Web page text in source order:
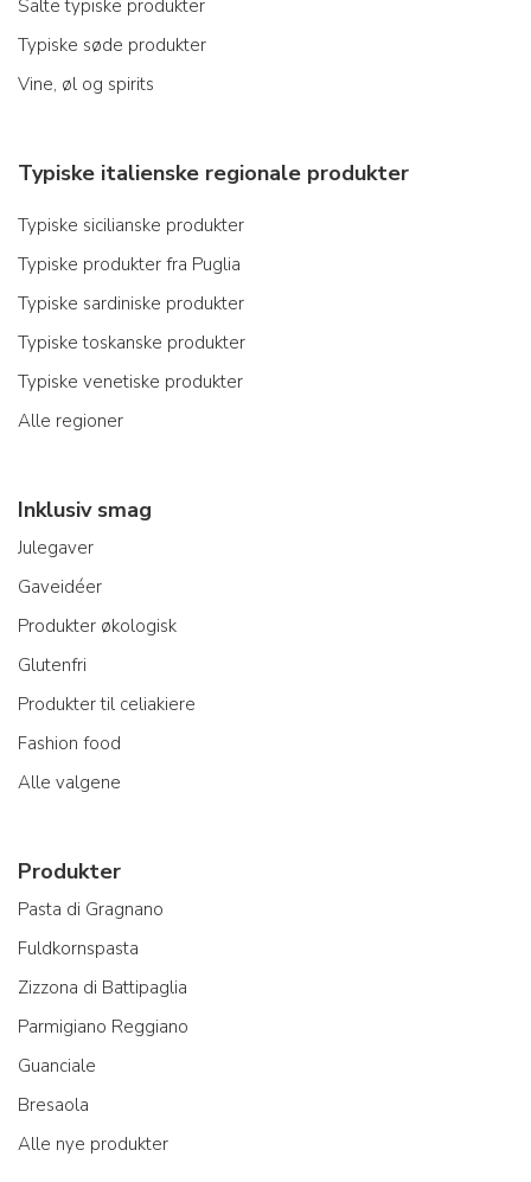
Salte typiske produkter
Typiske søde produkter
Vine, øl og spirits
Typiske italienske regionale produkter
Typiske sicilianske produkter
Typiske produkter fra Puglia
Typiske sardiniske produkter
Typiske toskanske produkter
Typiske venetiske produkter
Alle regioner
Inklusiv smag
Julegaver
Gaveidéer
Produkter økologisk
Glutenfri
Produkter til celiakiere
Fashion food
Alle valgene
Produkter
Pasta di Gragnano
Fuldkornspasta
Zizzona di Battipaglia
Parmigiano Reggiano
Guanciale
Bresaola
Alle nye produkter